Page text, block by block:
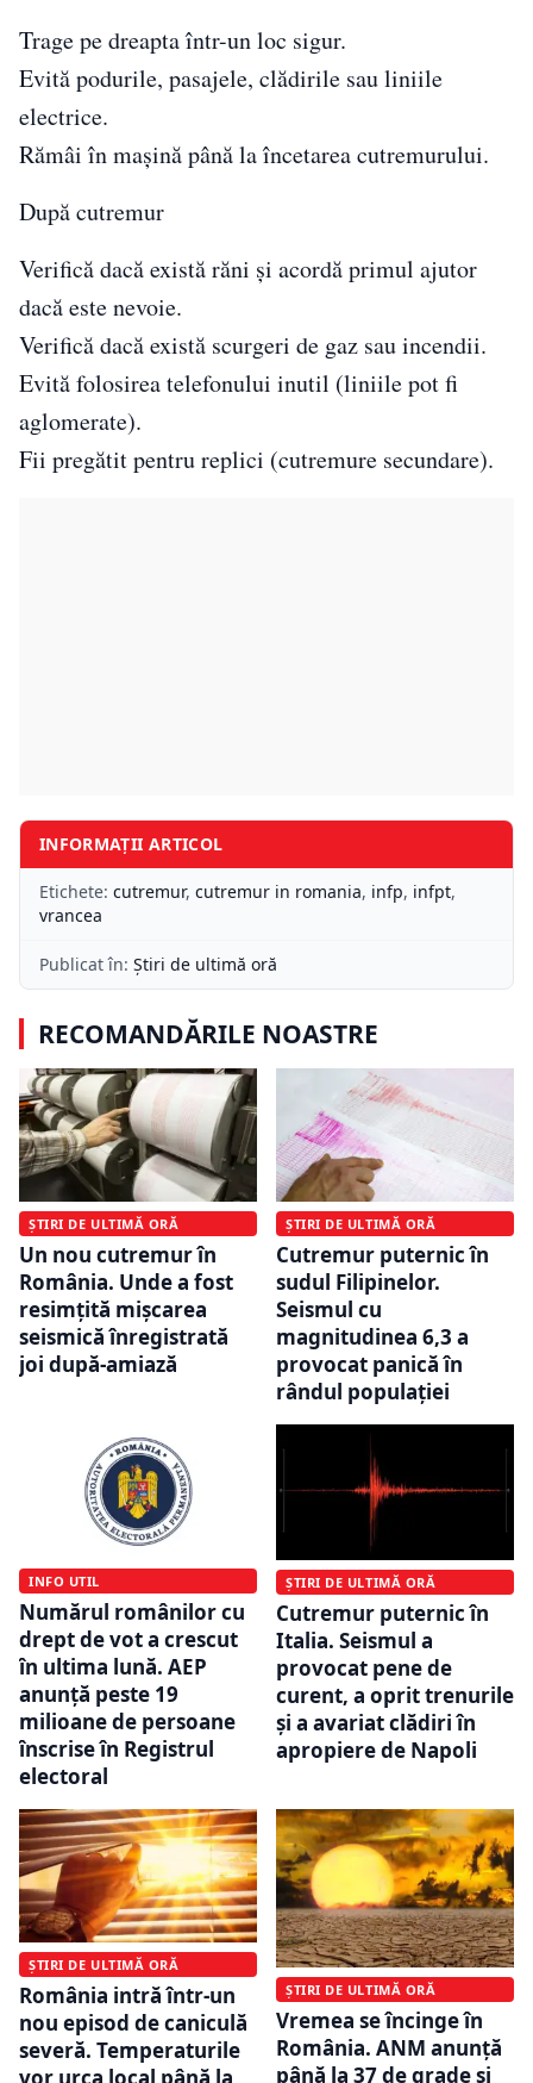
Trage pe dreapta într-un loc sigur.
Evită podurile, pasajele, clădirile sau liniile
electrice.
Rămâi în mașină până la încetarea cutremurului.
După cutremur
Verifică dacă există răni și acordă primul ajutor
dacă este nevoie.
Verifică dacă există scurgeri de gaz sau incendii.
Evită folosirea telefonului inutil (liniile pot fi
aglomerate).
Fii pregătit pentru replici (cutremure secundare).
INFORMAȚII ARTICOL
Etichete: cutremur, cutremur in romania, infp, infpt,
vrancea
Publicat în: Știri de ultimă oră
RECOMANDĂRILE NOASTRE
ȘTIRI DE ULTIMĂ ORĂ
Un nou cutremur în
România. Unde a fost
resimțită mișcarea
seismică înregistrată
joi după-amiază
ȘTIRI DE ULTIMĂ ORĂ
Cutremur puternic în
sudul Filipinelor.
Seismul cu
magnitudinea 6,3 a
provocat panică în
rândul populației
INFO UTIL
Numărul românilor cu
drept de vot a crescut
în ultima lună. AEP
anunță peste 19
milioane de persoane
înscrise în Registrul
electoral
ȘTIRI DE ULTIMĂ ORĂ
Cutremur puternic în
Italia. Seismul a
provocat pene de
curent, a oprit trenurile
și a avariat clădiri în
apropiere de Napoli
ȘTIRI DE ULTIMĂ ORĂ
România intră într-un
nou episod de caniculă
severă. Temperaturile
vor urca local până la
ȘTIRI DE ULTIMĂ ORĂ
Vremea se încinge în
România. ANM anunță
până la 37 de grade și